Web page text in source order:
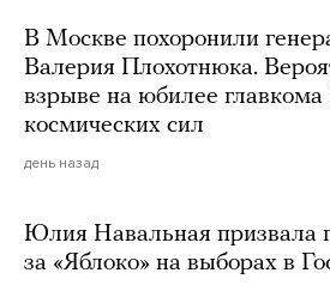
В Москве похоронили
Валерия Плохотнюка.
взрыве на юбилее
космических сил
день назад
Юлия Навальная призвала
за «Яблоко» на выборах в